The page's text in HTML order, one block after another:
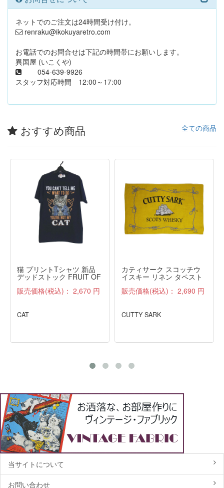
ネットでのご注文は24時間受け付け。
renraku@ikokuyaretro.com
お電話でのお問合せは下記の時間帯にお願いします。
異国屋 (いこくや)
054-639-9926
スタッフ対応時間 12:00～17:00
おすすめ商品 全ての商品
猫 プリントTシャツ 新品
デッドストック FRUIT OF
販売価格(税込)： 2,670 円
CAT
カティサーク スコッチウ
イスキー リネン タペスト
アンティーク
販売価格(税込)： 2,690 円
CUTTY SARK
当サイトについて
お問い合わせ